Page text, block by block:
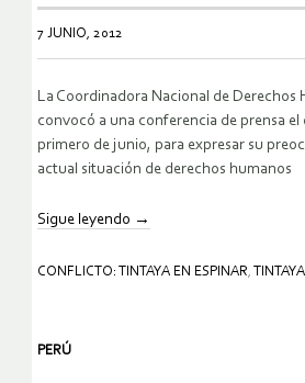
7 JUNIO, 2012
La Coordinadora Nacional de Derechos
convocó a una conferencia de prensa el
primero de junio, para expresar su
actual situación de derechos humanos
Sigue leyendo →
CONFLICTO: TINTAYA EN ESPINAR,
PERÚ